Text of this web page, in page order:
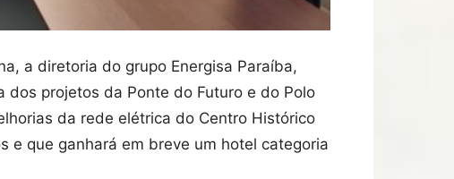
a diretoria do grupo Energisa Paraíba,
dos projetos da Ponte do Futuro e do Polo
da rede elétrica do Centro Histórico
e que ganhará em breve um hotel categoria